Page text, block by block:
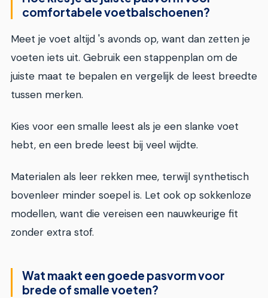
comfortabele voetbalschoenen?
Meet je voet altijd 's avonds op, want dan zetten je
voeten iets uit. Gebruik een stappenplan om de
juiste maat te bepalen en vergelijk de leest breedte
tussen merken.
Kies voor een smalle leest als je een slanke voet
hebt, en een brede leest bij veel wijdte.
Materialen als leer rekken mee, terwijl synthetisch
bovenleer minder soepel is. Let ook op sokkenloze
modellen, want die vereisen een nauwkeurige fit
zonder extra stof.
Wat maakt een goede pasvorm voor
brede of smalle voeten?